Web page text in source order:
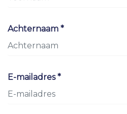
Achternaam *
E-mailadres *